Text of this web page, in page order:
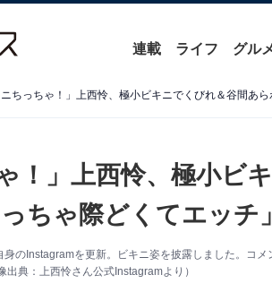
連載 ライフ グル
！」上西怜、極小ビ
ちゃ際どくてエッチ
のInstagramを更新。ビキニ姿を披露しました。コ
典：上西怜さん公式Instagramより）